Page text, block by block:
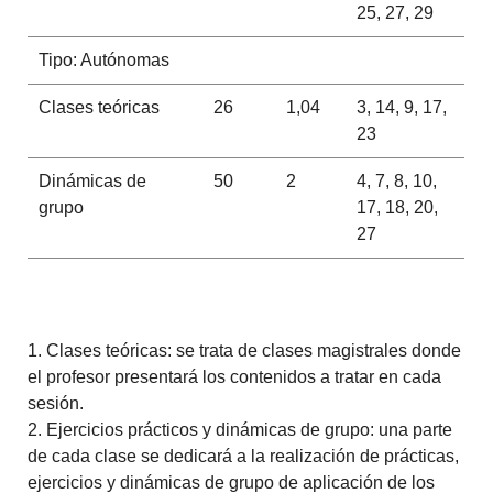
25, 27, 29
Tipo: Autónomas
Clases teóricas 26 1,04
3, 14, 9, 17,
23
Dinámicas de
grupo
50 2
4, 7, 8, 10,
17, 18, 20,
27
1. Clases teóricas: se trata de clases magistrales donde
el profesor presentará los contenidos a tratar en cada
sesión.
2. Ejercicios prácticos y dinámicas de grupo: una parte
de cada clase se dedicará a la realización de prácticas,
ejercicios y dinámicas de grupo de aplicación de los